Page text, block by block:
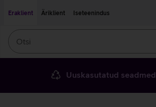
Eraklient
Äriklient Iseteenindus
Uuskasutatud seadmed